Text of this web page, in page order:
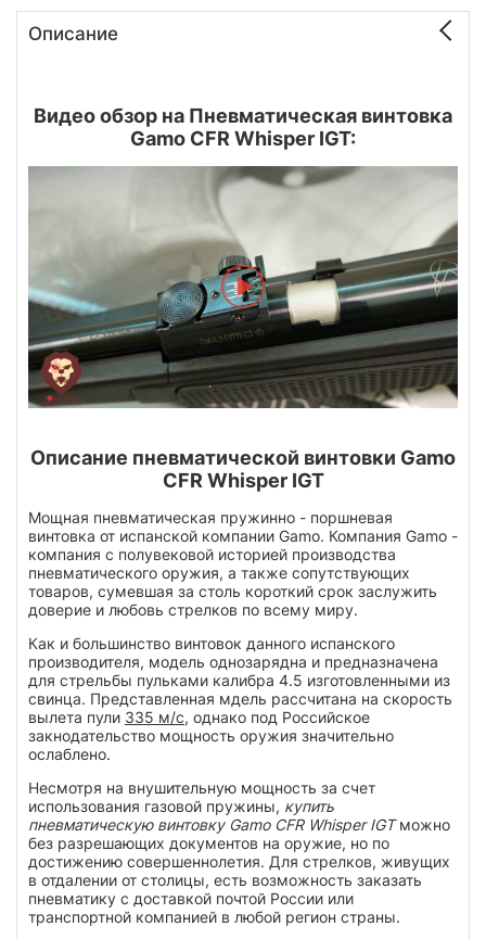
Описание
Видео обзор на Пневматическая винтовка
Gamo CFR Whisper IGT:
Описание пневматической винтовки Gamo
CFR Whisper IGT
Мощная пневматическая пружинно - поршневая
винтовка от испанской компании Gamo. Компания Gamo -
компания с полувековой историей производства
пневматического оружия, а также сопутствующих
товаров, сумевшая за столь короткий срок заслужить
доверие и любовь стрелков по всему миру.
Как и большинство винтовок данного испанского
производителя, модель однозарядна и предназначена
для стрельбы пульками калибра 4.5 изготовленными из
свинца. Представленная мдель рассчитана на скорость
вылета пули 335 м/с, однако под Российское
закнодательство мощность оружия значительно
ослаблено.
Несмотря на внушительную мощность за счет
использования газовой пружины, купить
пневматическую винтовку Gamo CFR Whisper IGTможно
без разрешающих документов на оружие, но по
достижению совершеннолетия. Для стрелков, живущих
в отдалении от столицы, есть возможность заказать
пневматику с доставкой почтой России или
транспортной компанией в любой регион страны.